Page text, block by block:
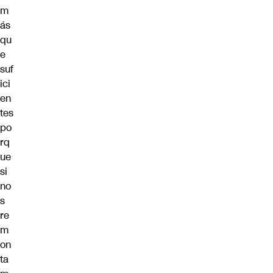
m
ás
qu
e
suf
ici
en
tes
po
rq
ue
si
no
s
re
m
on
ta